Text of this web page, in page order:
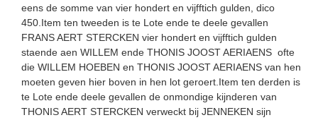
eens de somme van vier hondert en vijfftich gulden, dico
450.Item ten tweeden is te Lote ende te deele gevallen
FRANS AERT STERCKEN vier hondert en vijfftich gulden
staende aen WILLEM ende THONIS JOOST AERIAENS ofte
die WILLEM HOEBEN en THONIS JOOST AERIAENS van hen
moeten geven hier boven in hen lot geroert.Item ten derden is
te Lote ende deele gevallen de onmondige kijnderen van
THONIS AERT STERCKEN verweckt bij JENNEKEN sijn